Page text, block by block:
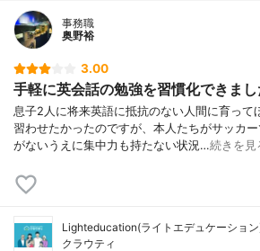
事務職
奥野裕
3.00
手軽に英会話の勉強を習慣化できまし
息子2人に将来英語に抵抗のない人間に育って
習わせたかったのですが、本人たちがサッカ
がないうえに集中力も持たない状況…続きを見
Lighteducation(ライトエデュケーショ
クラウティ